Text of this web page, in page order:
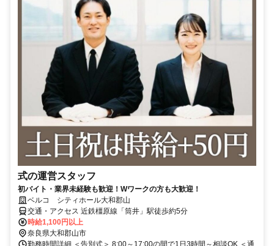
式の運営スタッフ
初バイト・業界未経験も歓迎！Wワークの方も大歓迎！
ベルコ シティホール大和郡山
交通・アクセス 近鉄橿原線「筒井」駅徒歩約5分
時給1,100円以上
奈良県大和郡山市